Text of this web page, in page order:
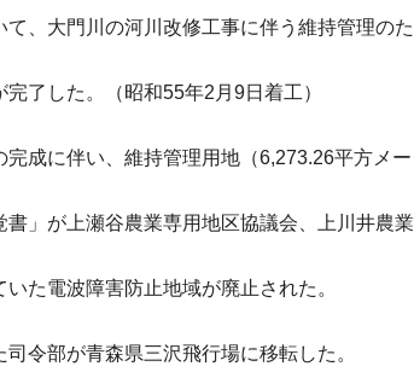
て、大門川の河川改修工事に伴う維持管理の
了した。（昭和55年2月9日着工）
成に伴い、維持管理用地（6,273.26平方メー
書」が上瀬谷農業専用地区協議会、上川井農
た電波障害防止地域が廃止された。
令部が青森県三沢飛行場に移転した。